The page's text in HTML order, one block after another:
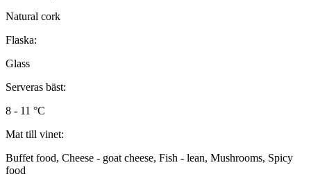
Natural cork
Flaska:
Glass
Serveras bäst:
8 - 11 °C
Mat till vinet:
Buffet food, Cheese - goat cheese, Fish - lean, Mushrooms, Spicy
food